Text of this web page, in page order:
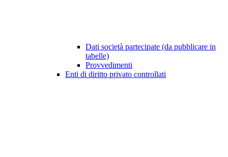
Dati società partecipate (da pubblicare in
tabelle)
Provvedimenti
Enti di diritto privato controllati